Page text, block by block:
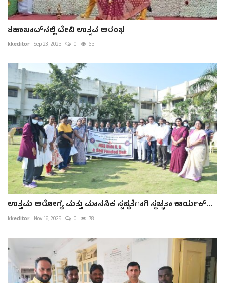
ಶಹಾಬಾದ್‌ನಲ್ಲಿ ದೇವಿ ಉತ್ಸವ ಆರಂಭ
kkeditor Sep 23, 2025 0 65
ಉತ್ತಮ ಆರೋಗ್ಯ ಮತ್ತು ಮಾನಸಿಕ ಸ್ಪಷ್ಟತೆಗಾಗಿ ಸ್ವಚ್ಛತಾ ಕಾರ್ಯಕ್...
kkeditor Nov 16, 2025 0 78